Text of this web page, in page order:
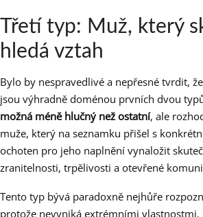
Třetí typ: Muž, který
hledá vztah
Bylo by nespravedlivé a nepřesné tvrdit,
jsou výhradně doménou prvních dvou
možná méně hlučný než ostatní, ale
muže, který na seznamku přišel s
ochoten pro jeho naplnění vynaložit
zranitelnosti, trpělivosti a otevřené
Tento typ bývá paradoxně nejhůře
protože nevyniká extrémními vlastnostmi.